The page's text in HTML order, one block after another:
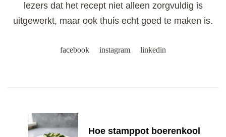
lezers dat het recept niet alleen zorgvuldig is
uitgewerkt, maar ook thuis echt goed te maken is.
facebook instagram linkedin
Navigation
Hoe stamppot boerenkool